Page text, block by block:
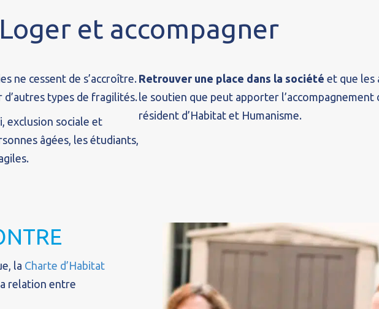
Loger et accompagner
ne cessent de s’accroître.
types de fragilités.
exclusion sociale et
âgées, les étudiants,
Retrouver une place dans la société et que les
le soutien que peut apporter
résident d’Habitat et Humanisme.
la Charte d’Habitat
relation entre